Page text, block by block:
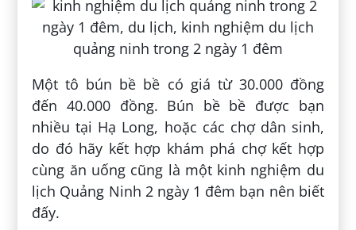
Một tô bún bề bề có giá từ 30.000 đồng
đến 40.000 đồng. Bún bề bề được bạn
nhiều tại Hạ Long, hoặc các chợ dân sinh,
do đó hãy kết hợp khám phá chợ kết hợp
cùng ăn uống cũng là một kinh nghiệm du
lịch Quảng Ninh 2 ngày 1 đêm bạn nên biết
đấy.